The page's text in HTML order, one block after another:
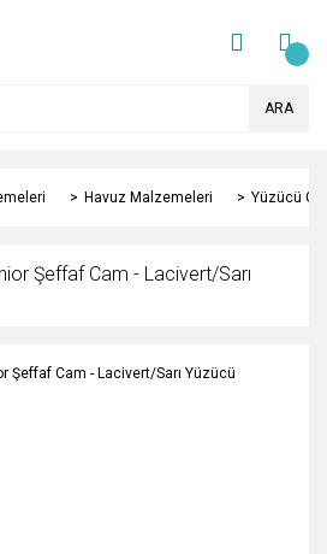
ARA
Havuz Malzemeleri Yüzücü
Şeffaf Cam - Lacivert/Sarı